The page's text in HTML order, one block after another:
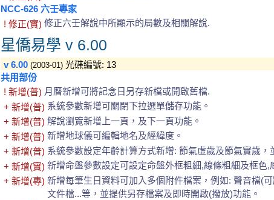
NCC-626 六壬專家
! 修正(實) 修正六壬解說中所顯示的局數及相關解說.
星僑易學 v 6.00
v 6.00 (2003-01) 光碟編號: 13
共用部份
! 新增(普) 月曆新增可將記念日另存新檔或開啟舊檔.
+ 新增(普) 系統參數新增可關閉下拉選單儲存功能。
+ 新增(普) 解說瀏覽新增上一頁，及下一頁功能。
+ 新增(普) 新增地球儀可編輯地名及經緯度。
+ 新增(普) 系統參數設定年齡計算方式新增: 節氣虛歲及節氣實歲，
+ 新增(實) 新增命盤參數設定可設定命盤外框粗細,線條粗細及框色,
+ 新增(專) 新增每筆生日資料可加入多個附件檔案，例如: 聲音檔(
文件檔...等，並提供另存檔案及即時開啟(撥放)功能。